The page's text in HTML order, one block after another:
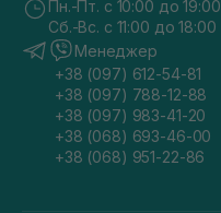
Пн.-Пт. с 10:00 до 19:00
Сб.-Вс. с 11:00 до 18:00
Менеджер
+38 (097) 612-54-81
+38 (097) 788-12-88
+38 (097) 983-41-20
+38 (068) 693-46-00
+38 (068) 951-22-86